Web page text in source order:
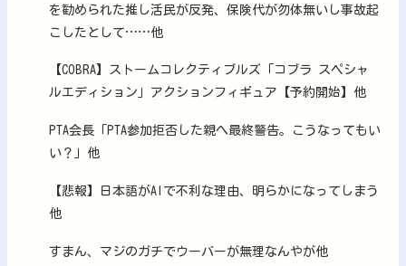
を勧められた推し活民が反発、保険代が勿体無いし事故起
こしたとして……他
【COBRA】ストームコレクティブルズ「コブラ スペシャ
ルエディション」アクションフィギュア【予約開始】他
PTA会長「PTA参加拒否した親へ最終警告。こうなってもい
い？」他
【悲報】日本語がAIで不利な理由、明らかになってしまう
他
すまん、マジのガチでウーバーが無理なんやが他